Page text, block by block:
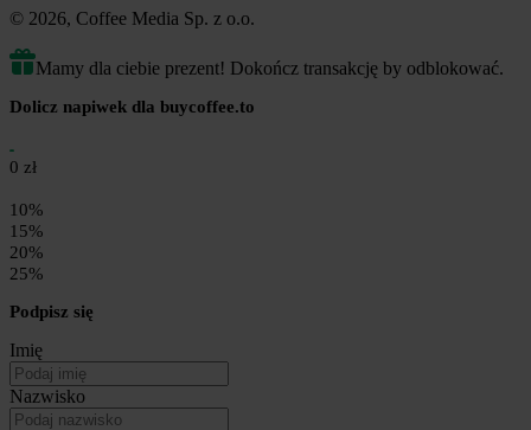
© 2026, Coffee Media Sp. z o.o.
Mamy dla ciebie prezent! Dokończ transakcję by odblokować.
Dolicz napiwek dla buycoffee.to
0 zł
10%
15%
20%
25%
Podpisz się
Imię
Nazwisko